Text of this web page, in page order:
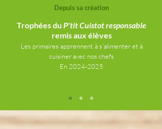
Depuis sa création
Trophées du P'tit Cuistot responsable
remis aux élèves
Les primaires apprennent à s'alimenter et à
cuisiner avec nos chefs
En 2024-2025